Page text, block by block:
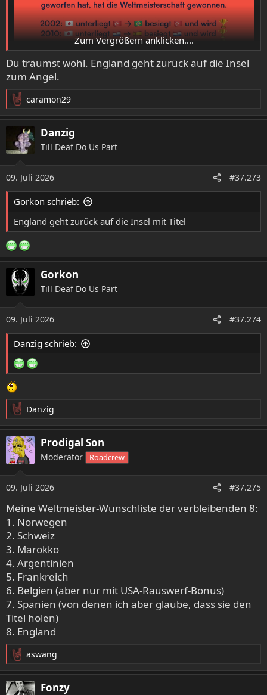
lustig, interessant, aber falsch, da
die Norweger von England nach Hause geschickt werden
Zum Vergrößern anklicken....
Du träumst wohl. England geht zurück auf die Insel
zum Angel.
R
e
a
t
o
n
e
n
caramon29
Danzig
Till Deaf Do Us Part
09. Juli 2026 #37.273
Gorkon schrieb:
England geht zurück auf die Insel mit Titel
Gorkon
Till Deaf Do Us Part
09. Juli 2026 #37.274
Danzig schrieb:
R
e
a
k
t
o
n
e
n
Danzig
Prodigal Son
Moderator Roadcrew
09. Juli 2026 #37.275
Meine Weltmeister-Wunschliste der verbleibenden 8:
1. Norwegen
2. Schweiz
3. Marokko
4. Argentinien
5. Frankreich
6. Belgien (aber nur mit USA-Rauswerf-Bonus)
7. Spanien (von denen ich aber glaube, dass sie den
Titel holen)
8. England
R
e
a
aswang
Fonzy